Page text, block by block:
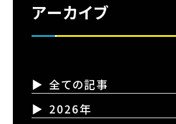
アーカイブ
全ての記事
2026年